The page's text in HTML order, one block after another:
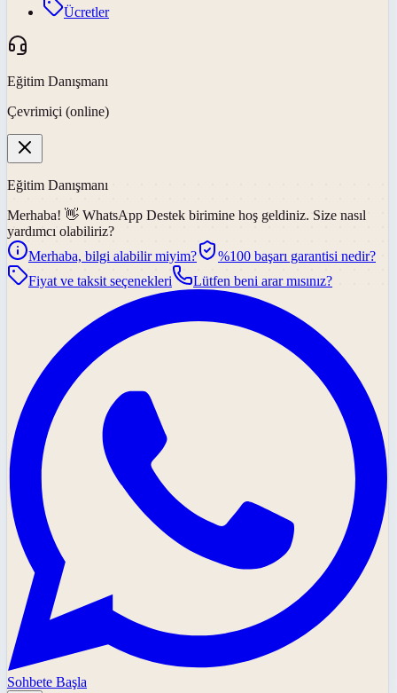
Ücretler
Eğitim Danışmanı
Çevrimiçi (online)
Eğitim Danışmanı
Merhaba! 👋 WhatsApp Destek birimine hoş geldiniz. Size nasıl
yardımcı olabiliriz?
Merhaba, bilgi alabilir miyim?
%100 başarı garantisi nedir?
Fiyat ve taksit seçenekleri
Lütfen beni arar mısınız?
Sohbete Başla